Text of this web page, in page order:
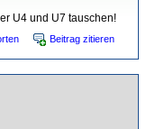
U4 und U7 tauschen!
Beitrag zitieren